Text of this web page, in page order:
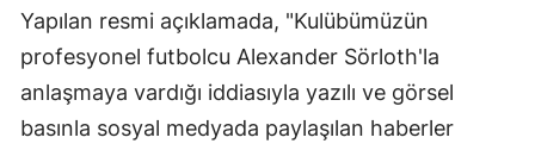
Yapılan resmi açıklamada, "Kulübümüzün
profesyonel futbolcu Alexander Sörloth'la
anlaşmaya vardığı iddiasıyla yazılı ve görsel
basınla sosyal medyada paylaşılan haberler